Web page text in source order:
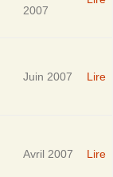
2007
Juin 2007 Lire
Avril 2007 Lire